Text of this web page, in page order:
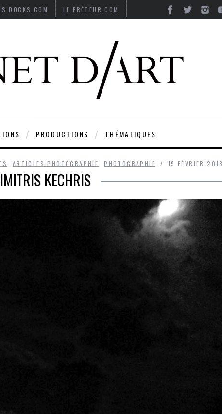
DOCKS.COM LE FRÉTEUR.COM
PRODUCTIONS THÉMATIQUES
ARTICLES PHOTOGRAPHIE ,PHOTOGRAPHIE 19 FÉVRIER 2018
KECHRIS